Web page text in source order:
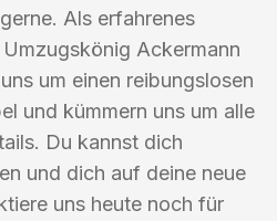
Als erfahrenes
Ackermann
um einen reibungslosen
und kümmern uns um alle
Du kannst dich
und dich auf deine neue
uns heute noch für